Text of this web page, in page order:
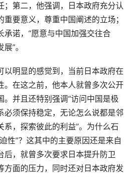
；第二，他强调，日本政府充分认
要意义，尊重中国阐述的立场；
承诺，“愿意与中国加强交往合
”。
以明显的感觉到，当前日本政府在
。在这之前，他本人就曾多次公开
。并且还特别强调“访问中国是极
必须保持稳定，无论怎么说都是邻
系，探索彼此的利益”。为什么石
性”？这其中的主要原因还是来自
后，就曾多次要求日本提升防卫
方面的压力，同时还对日本政府发